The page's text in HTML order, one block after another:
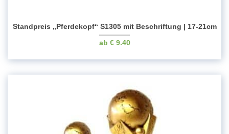
Standpreis „Pferdekopf“ S1305 mit Beschriftung | 17-21cm
€9.40